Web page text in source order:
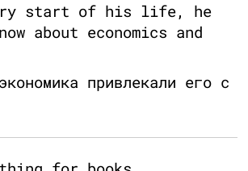
start of his life, he
about economics and
привлекали его с